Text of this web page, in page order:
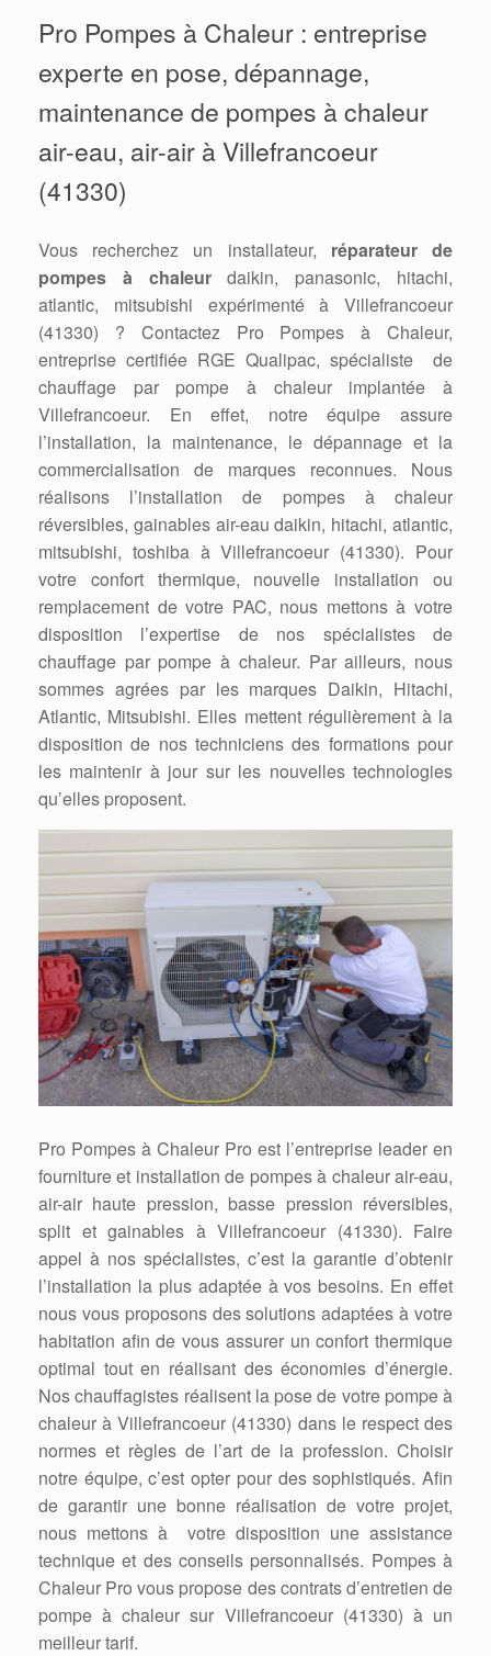
Pro Pompes à Chaleur : entreprise
experte en pose, dépannage,
maintenance de pompes à chaleur
air-eau, air-air à Villefrancoeur
(41330)
Vous recherchez un installateur, réparateur de
pompes à chaleurdaikin, panasonic, hitachi,
atlantic, mitsubishi expérimenté à Villefrancoeur
(41330) ? Contactez Pro Pompes à Chaleur,
entreprise certifiée RGE Qualipac, spécialiste de
chauffage par pompe à chaleur implantée à
Villefrancoeur. En effet, notre équipe assure
l’installation, la maintenance, le dépannage et la
commercialisation de marques reconnues. Nous
réalisons l’installation de pompes à chaleur
réversibles, gainables air-eau daikin, hitachi, atlantic,
mitsubishi, toshiba à Villefrancoeur (41330). Pour
votre confort thermique, nouvelle installation ou
remplacement de votre PAC, nous mettons à votre
disposition l’expertise de nos spécialistes de
chauffage par pompe à chaleur. Par ailleurs, nous
sommes agrées par les marques Daikin, Hitachi,
Atlantic, Mitsubishi. Elles mettent régulièrement à la
disposition de nos techniciens des formations pour
les maintenir à jour sur les nouvelles technologies
qu’elles proposent.
Pro Pompes à Chaleur Pro est l’entreprise leader en
fourniture et installation de pompes à chaleur air-eau,
air-air haute pression, basse pression réversibles,
split et gainables à Villefrancoeur (41330). Faire
appel à nos spécialistes, c’est la garantie d’obtenir
l’installation la plus adaptée à vos besoins. En effet
nous vous proposons des solutions adaptées à votre
habitation afin de vous assurer un confort thermique
optimal tout en réalisant des économies d’énergie.
Nos chauffagistes réalisent la pose de votre pompe à
chaleur à Villefrancoeur (41330) dans le respect des
normes et règles de l’art de la profession. Choisir
notre équipe, c’est opter pour des sophistiqués. Afin
de garantir une bonne réalisation de votre projet,
nous mettons à votre disposition une assistance
technique et des conseils personnalisés. Pompes à
Chaleur Pro vous propose des contrats d’entretien de
pompe à chaleur sur Villefrancoeur (41330) à un
meilleur tarif.